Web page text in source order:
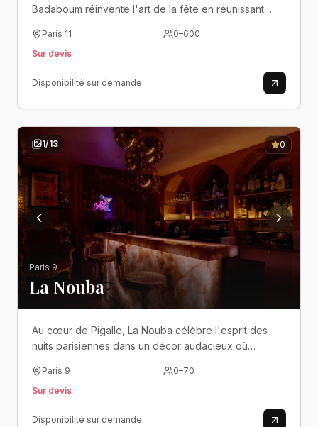
Badaboum réinvente l'art de la fête en réunissant
festives dans l'effervescence de Bastille..
Paris 11 0–600
Sur devis
Disponibilité sur demande
1/13 0
Paris 9
La Nouba
Au cœur de Pigalle, La Nouba célèbre l'esprit des
nuits parisiennes dans un décor audacieux où
invitent à vivre des événements qui sortent de
l'ordinaire.
Paris 9 0–70
Sur devis
Disponibilité sur demande